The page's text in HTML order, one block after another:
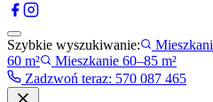
Szybkie wyszukiwanie:
60 m²
Mieszkanie 60–85 m²
Zadzwoń teraz: 570 087 465